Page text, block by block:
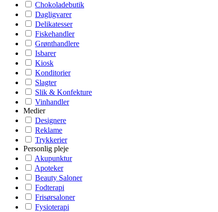
Chokoladebutik
Dagligvarer
Delikatesser
Fiskehandler
Grønthandlere
Isbarer
Kiosk
Konditorier
Slagter
Slik & Konfekture
Vinhandler
Medier
Designere
Reklame
Trykkerier
Personlig pleje
Akupunktur
Apoteker
Beauty Saloner
Fodterapi
Frisørsaloner
Fysioterapi